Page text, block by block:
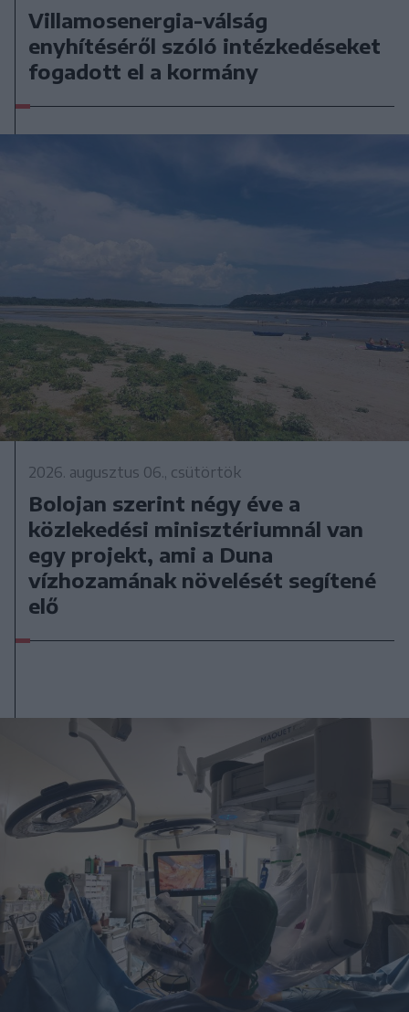
Villamosenergia-válság
enyhítéséről szóló intézkedéseket
fogadott el a kormány
2026. augusztus 06., csütörtök
Bolojan szerint négy éve a
közlekedési minisztériumnál van
egy projekt, ami a Duna
vízhozamának növelését segítené
elő